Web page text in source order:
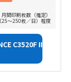
月間印刷枚数（推定）
～250枚／日）程度
C3520F II